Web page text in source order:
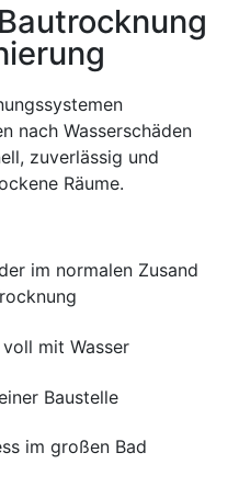
nach Wasserschäden
zuverlässig und
Räume.